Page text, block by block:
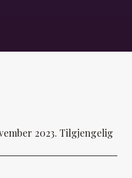
2023. Tilgjengelig